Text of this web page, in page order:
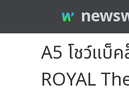
A5 โชว์แบ็
ROYAL